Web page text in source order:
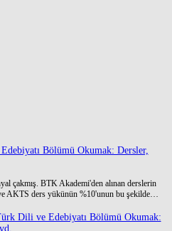
Bölümü Okumak: Dersler,
çakmış. BTK Akademi'den alınan derslerin
AKTS ders yükünün %10'unun bu şekilde…
Dili ve Edebiyatı Bölümü Okumak: